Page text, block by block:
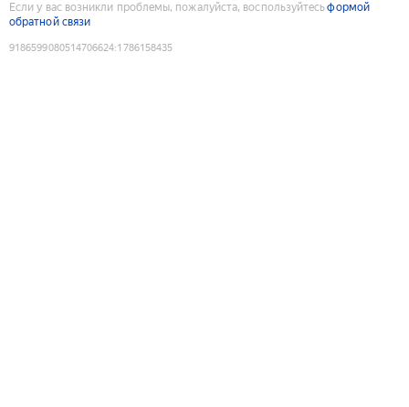
Если у вас возникли проблемы, пожалуйста, воспользуйтесьформой
обратной связи
9186599080514706624:1786158435